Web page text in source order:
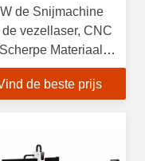
de Snijmachine
vezellaser, CNC
Materiaal
de Vezellaser
de beste prijs